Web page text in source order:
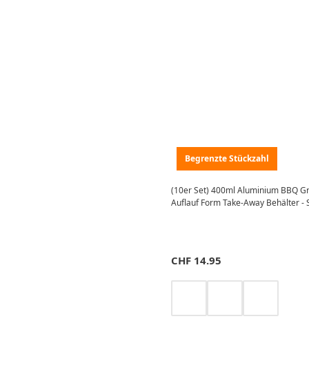
Begrenzte Stückzahl
(10er Set) 400ml Aluminium BBQ
Auflauf Form Take-Away Behälter -
CHF 14.95